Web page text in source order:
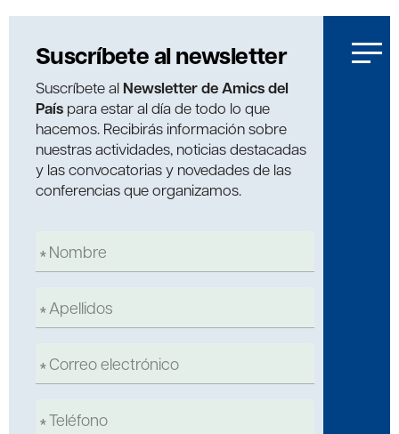
Suscríbete al newsletter
Suscríbete al Newsletter de Amics del
País para estar al día de todo lo que
hacemos. Recibirás información sobre
nuestras actividades, noticias destacadas
y las convocatorias y novedades de las
conferencias que organizamos.